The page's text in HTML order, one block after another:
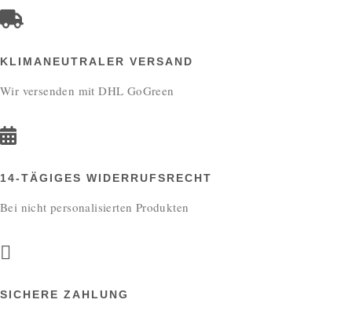
KLIMANEUTRALER VERSAND
Wir versenden mit DHL GoGreen
14-TÄGIGES WIDERRUFSRECHT
Bei nicht personalisierten Produkten
SICHERE ZAHLUNG